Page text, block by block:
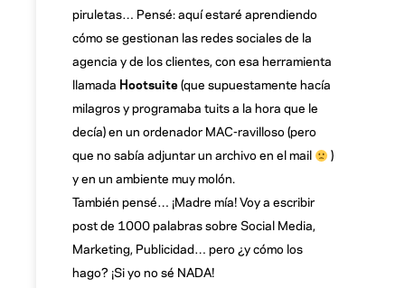
piruletas… Pensé: aquí estaré aprendiendo
cómo se gestionan las redes sociales de la
agencia y de los clientes, con esa herramienta
llamada Hootsuite(que supuestamente hacía
milagros y programaba tuits a la hora que le
decía) en un ordenador MAC-ravilloso (pero
que no sabía adjuntar un archivo en el mail
)
y en un ambiente muy molón.
También pensé… ¡Madre mía! Voy a escribir
post de 1000 palabras sobre Social Media,
Marketing, Publicidad… pero ¿y cómo los
hago? ¡Si yo no sé NADA!